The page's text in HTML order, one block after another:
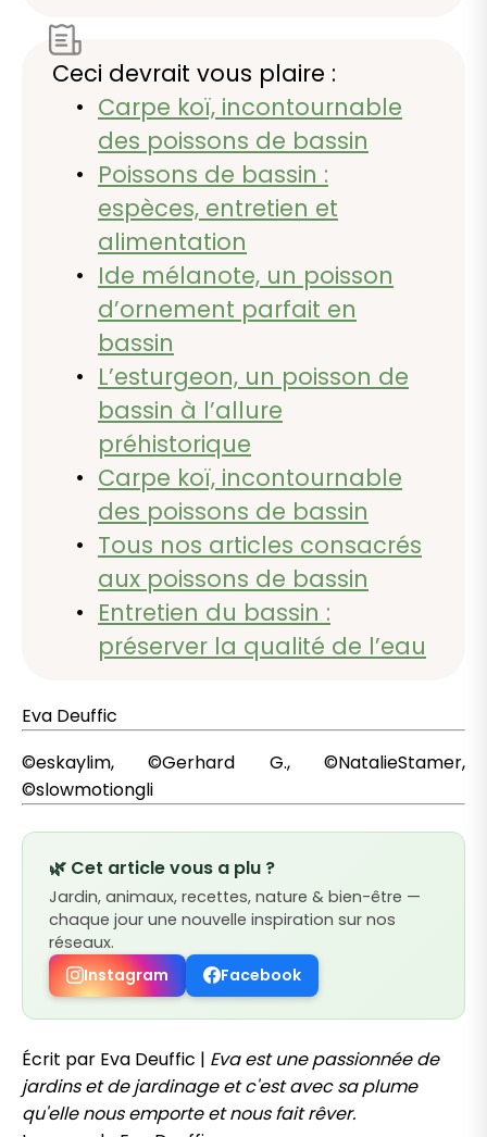
Ceci devrait vous plaire :
Carpe koï, incontournable
des poissons de bassin
Poissons de bassin :
espèces, entretien et
alimentation
Ide mélanote, un poisson
d’ornement parfait en
bassin
L’esturgeon, un poisson de
bassin à l’allure
préhistorique
Carpe koï, incontournable
des poissons de bassin
Tous nos articles consacrés
aux poissons de bassin
Entretien du bassin :
préserver la qualité de l’eau
Eva Deuffic
©eskaylim, ©Gerhard G., ©NatalieStamer,
©slowmotiongli
🌿 Cet article vous a plu ?
Jardin, animaux, recettes, nature & bien-être —
chaque jour une nouvelle inspiration sur nos
réseaux.
Instagram
Facebook
Écrit par Eva Deuffic | Eva est une passionnée de
jardins et de jardinage et c'est avec sa plume
qu'elle nous emporte et nous fait rêver.